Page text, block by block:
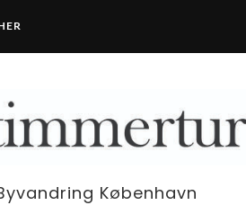
København